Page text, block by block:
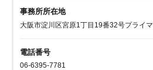
事務所所在地
大阪市淀川区宮原1丁目19番32号プライ
電話番号
06-6395-7781